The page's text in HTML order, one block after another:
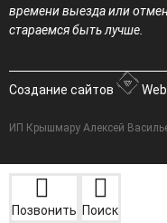
времени выезда или
стараемся быть лучше.
Создание сайтов
ИП Крышмару Алексей
Позвонить Поиск